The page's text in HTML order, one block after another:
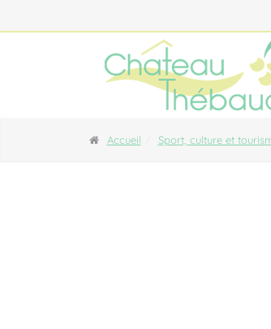
Accueil Sport, culture et